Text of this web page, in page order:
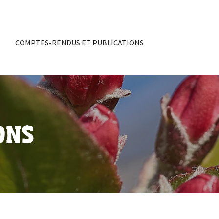
COMPTES-RENDUS ET PUBLICATIONS